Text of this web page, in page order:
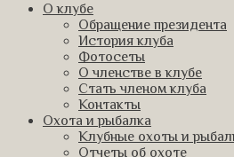
О клубе
Обращение президента
История клуба
Фотосеты
О членстве в клубе
Стать членом клуба
Контакты
Охота и рыбалка
Клубные охоты и
Отчеты об охоте